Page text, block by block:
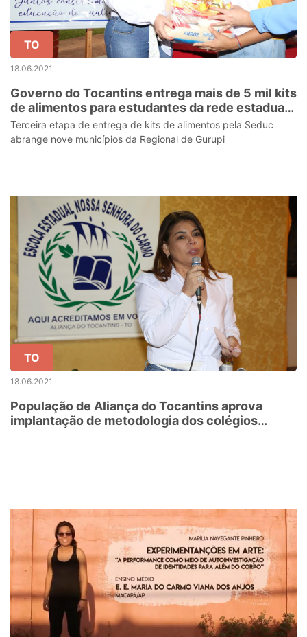
TO
18.06.2021
Governo do Tocantins entrega mais de 5 mil kits
de alimentos para estudantes da rede estadual
nesta semana
Terceira etapa de entrega de kits de alimentos pela Seduc
abrange nove municípios da Regional de Gurupi
TO
18.06.2021
População de Aliança do Tocantins aprova
implantação de metodologia dos colégios